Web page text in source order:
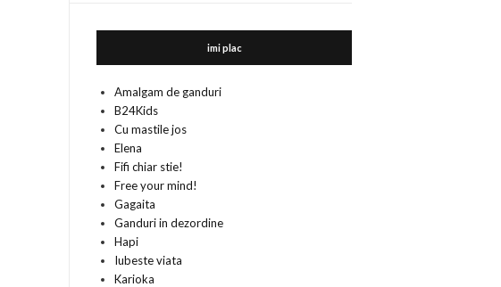
imi plac
Amalgam de ganduri
B24Kids
Cu mastile jos
Elena
Fifi chiar stie!
Free your mind!
Gagaita
Ganduri in dezordine
Hapi
Iubeste viata
Karioka